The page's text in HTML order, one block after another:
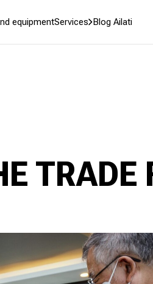
equipmentServices Blog Ailati
TRADE